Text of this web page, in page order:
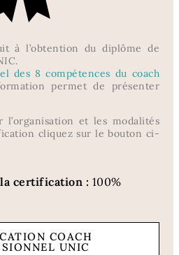
à l’obtention du diplôme de
des 8 compétences du coach
permet de présenter
l’organisation et les modalités
cliquez sur le bouton ci-
certification : 100%
COACH
UNIC